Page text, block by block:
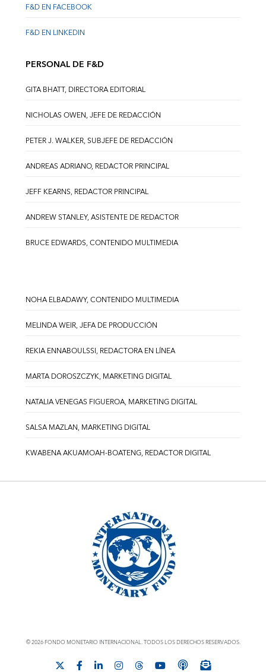
F&D EN FACEBOOK
F&D EN LINKEDIN
PERSONAL DE F&D
GITA BHATT, DIRECTORA EDITORIAL
NICHOLAS OWEN, JEFE DE REDACCIÓN
PETER J. WALKER, SUBJEFE DE REDACCIÓN
ANDREAS ADRIANO, REDACTOR PRINCIPAL
JEFF KEARNS, REDACTOR PRINCIPAL
ANDREW STANLEY, ASISTENTE DE REDACTOR
BRUCE EDWARDS, CONTENIDO MULTIMEDIA
NOHA ELBADAWY, CONTENIDO MULTIMEDIA
MELINDA WEIR, JEFA DE PRODUCCIÓN
REKIA ENNABOULSSI, REDACTORA EN LÍNEA
MARTA DOROSZCZYK, MARKETING DIGITAL
NATALIA VENEGAS FIGUEROA, MARKETING DIGITAL
SALSA MAZLAN, MARKETING DIGITAL
KWABENA AKUAMOAH-BOATENG, REDACTOR DIGITAL
© 2026 FONDO MONETARIO INTERNACIONAL. TODOS LOS DERECHOS RESERVADOS.